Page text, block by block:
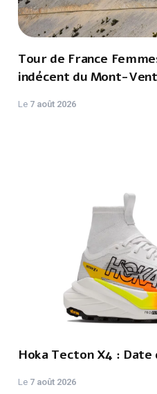
Tour de France
indécent du Mont-
Le 7 août 2026
Hoka Tecton X4 :
Le 7 août 2026